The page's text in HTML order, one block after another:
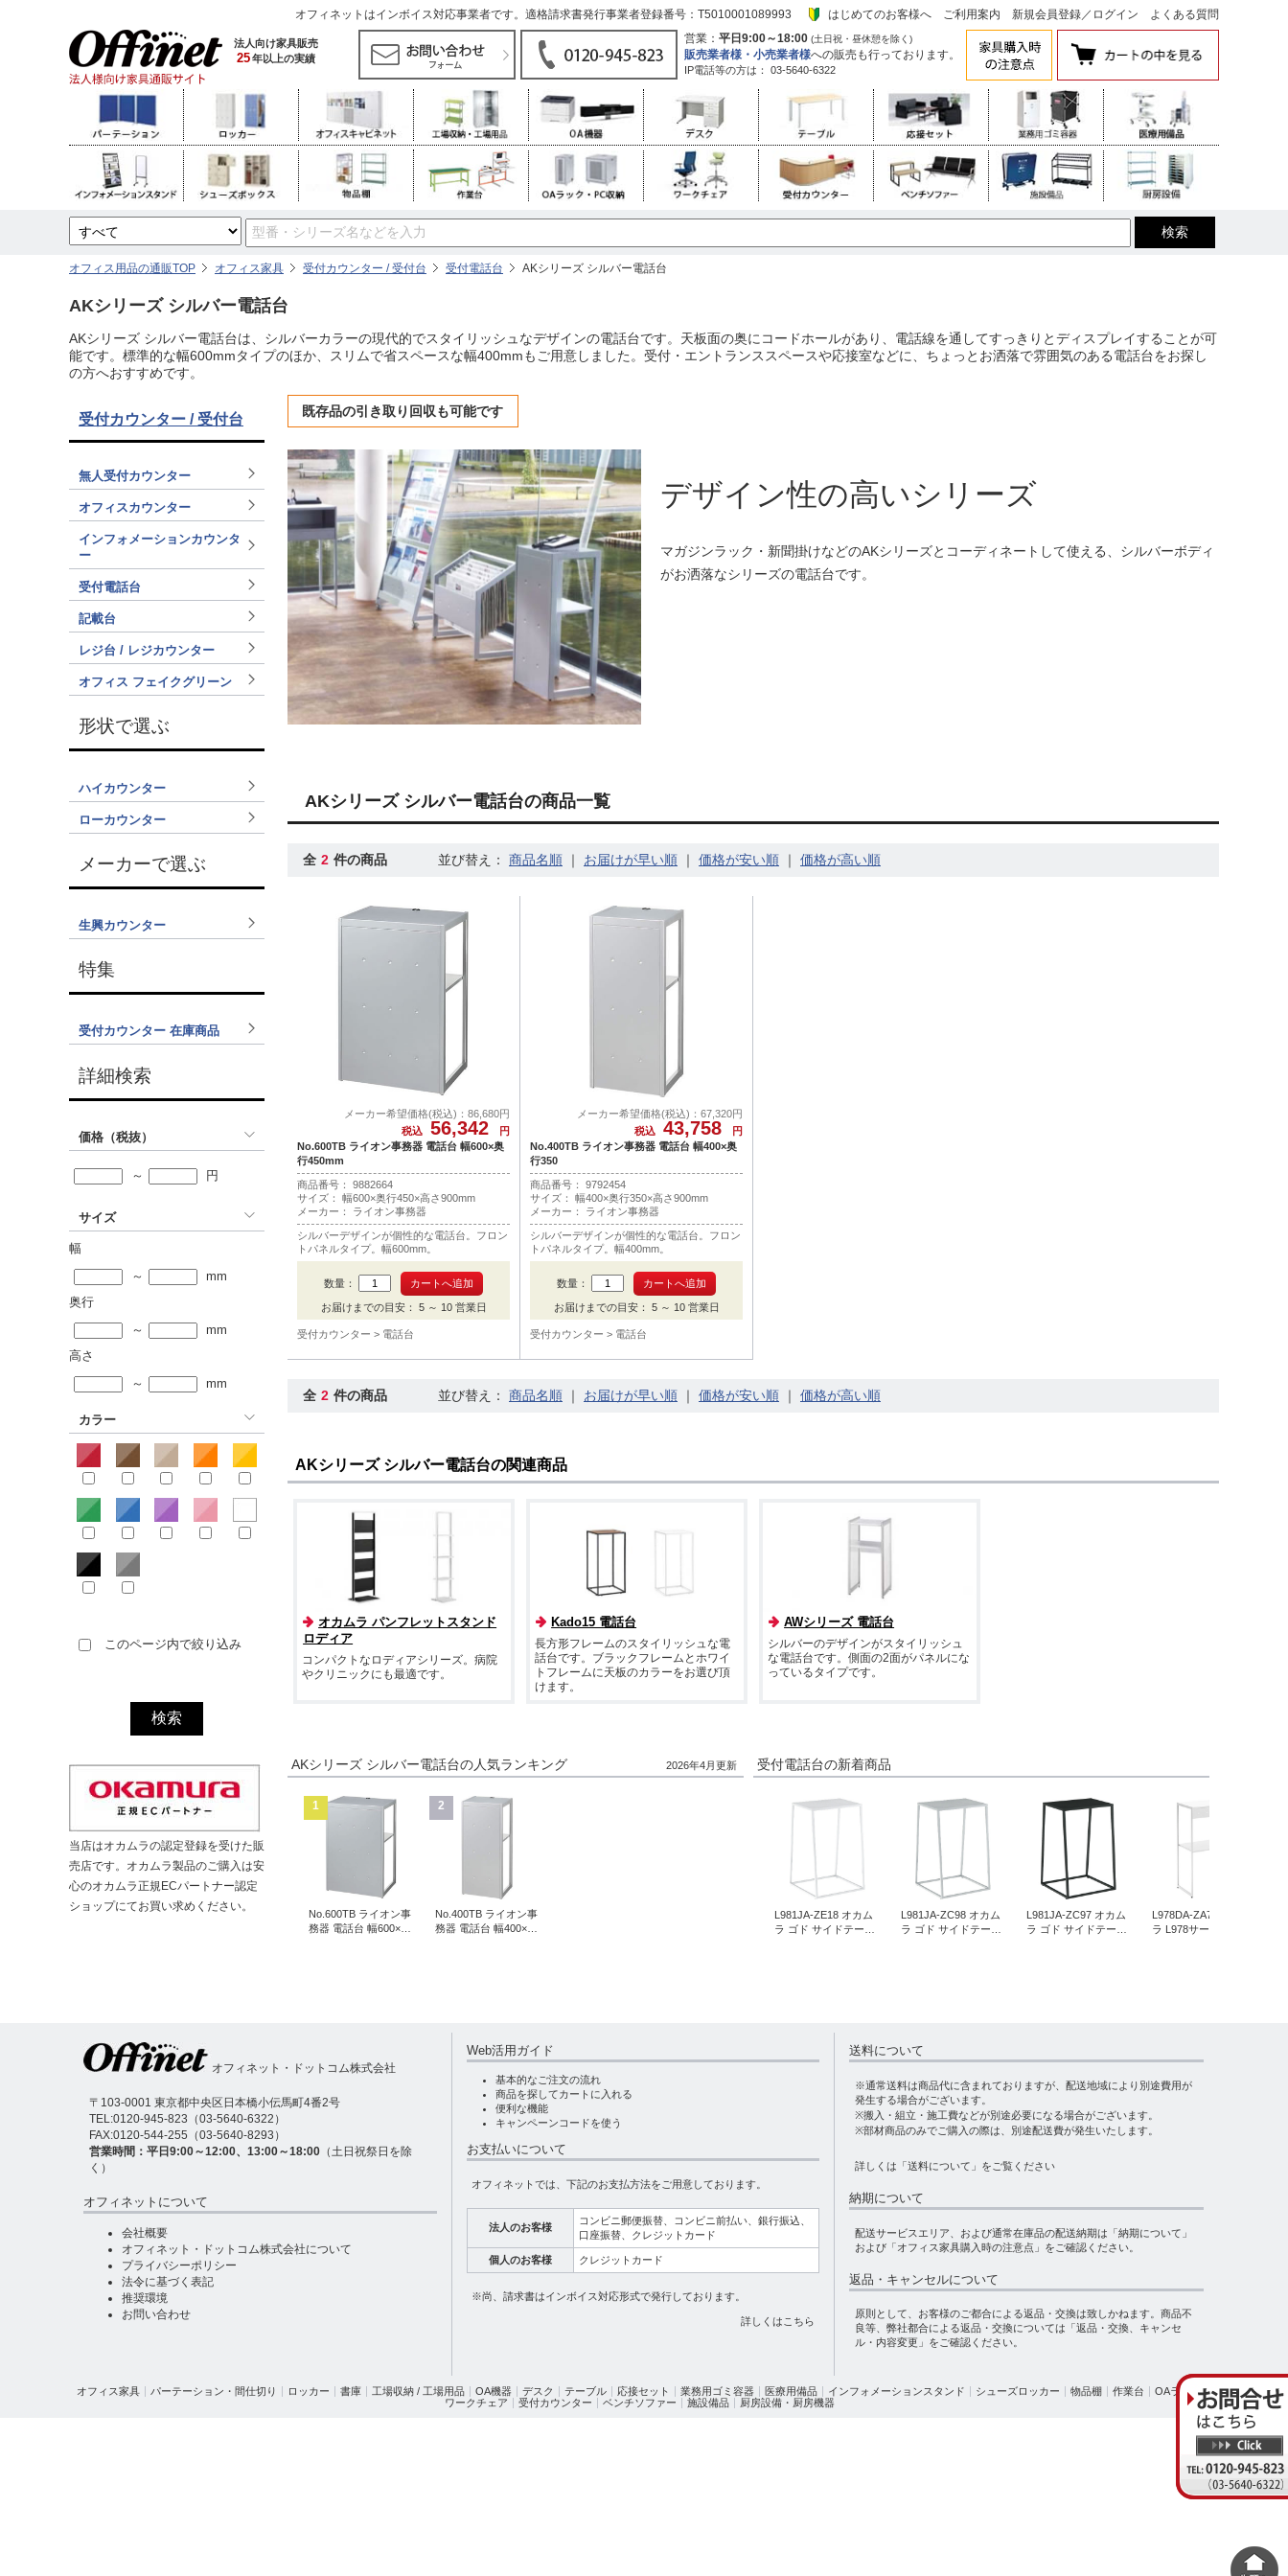
オフィネットはインボイス対応事業者です。適格請求書発行事業者登録番号：T5010001089993 はじめてのお客様へ ご利用案内 新規会員登録／ ログイン よくある質問
法人向け家具販売
25年以上の実績
営業： 平日9:00～18:00 (土日祝・昼休憩を除く)
販売業者様・小売業者様への販売も行っております。
IP電話等の方は： 03-5640-6322
オフィス用品の通販TOP オフィス家具 受付カウンター / 受付台 受付電話台 AKシリーズ シルバー電話台
AKシリーズ シルバー電話台
AKシリーズ シルバー電話台は、シルバーカラーの現代的でスタイリッシュなデザインの電話台です。天板面の奥にコードホールがあり、電話線を通してすっきりとディスプレイすることが可
能です。標準的な幅600mmタイプのほか、スリムで省スペースな幅400mmもご用意しました。受付・エントランススペースや応接室などに、ちょっとお洒落で雰囲気のある電話台をお探し
の方へおすすめです。
既存品の引き取り回収も可能です
デザイン性の高いシリーズ
マガジンラック・新聞掛けなどのAKシリーズとコーディネートして使える、シルバーボディ
がお洒落なシリーズの電話台です。
AKシリーズ シルバー電話台の商品一覧
全 2 件の商品 並び替え： ｜ ｜ ｜
メーカー希望価格(税込)：86,680円
税込
56,342
円
No.600TB ライオン事務器 電話台 幅600×奥
行450mm
商品番号： 9882664
サイズ： 幅600×奥行450×高さ900mm
メーカー： ライオン事務器
シルバーデザインが個性的な電話台。フロン
トパネルタイプ。幅600mm。
数量：
お届けまでの目安： 5 ～ 10 営業日
受付カウンター 電話台
メーカー希望価格(税込)：67,320円
税込
43,758
円
No.400TB ライオン事務器 電話台 幅400×奥
行350
商品番号： 9792454
サイズ： 幅400×奥行350×高さ900mm
メーカー： ライオン事務器
シルバーデザインが個性的な電話台。フロン
トパネルタイプ。幅400mm。
数量：
お届けまでの目安： 5 ～ 10 営業日
受付カウンター 電話台
全 2 件の商品 並び替え： ｜ ｜ ｜
AKシリーズ シルバー電話台の関連商品
オカムラ パンフレットスタンド
ロディア
コンパクトなロディアシリーズ。病院
やクリニックにも最適です。
Kado15 電話台
長方形フレームのスタイリッシュな電
話台です。ブラックフレームとホワイ
トフレームに天板のカラーをお選び頂
けます。
AWシリーズ 電話台
シルバーのデザインがスタイリッシュ
な電話台です。側面の2面がパネルにな
っているタイプです。
AKシリーズ シルバー電話台の人気ランキング 2026年4月更新
1
No.600TB ライオン事
務器 電話台 幅600×奥
2
No.400TB ライオン事
務器 電話台 幅400×奥
受付電話台の新着商品
L981JA-ZE18 オカム
ラ ゴド サイドテーブ
L981JA-ZC98 オカム
ラ ゴド サイドテーブ
L981JA-ZC97 オカム
ラ ゴド サイドテーブ
L978DA-ZA75 オカム
ラ L978サービステー
受付カウンター / 受付台
無人受付カウンター
オフィスカウンター
インフォメーションカウンタ
ー
受付電話台
記載台
レジ台 / レジカウンター
オフィス フェイクグリーン
形状で選ぶ
ハイカウンター
ローカウンター
メーカーで選ぶ
生興カウンター
特集
受付カウンター 在庫商品
詳細検索
価格（税抜）
～ 円
サイズ
幅
～
mm
奥行
～
mm
高さ
～
mm
カラー
このページ内で絞り込み
当店はオカムラの認定登録を受けた販
売店です。オカムラ製品のご購入は安
心のオカムラ正規ECパートナー認定
ショップにてお買い求めください。
オフィネット・ドットコム株式会社
〒103-0001 東京都中央区日本橋小伝馬町4番2号
TEL:0120-945-823 （03-5640-6322 ）
FAX:0120-544-255（03-5640-8293）
営業時間：平日9:00～12:00、13:00～18:00 （土日祝祭日を除
く）
オフィネットについて
会社概要
オフィネット・ドットコム株式会社について
プライバシーポリシー
法令に基づく表記
推奨環境
お問い合わせ
Web活用ガイド
基本的なご注文の流れ
商品を探してカートに入れる
便利な機能
キャンペーンコードを使う
お支払いについて
オフィネットでは、下記のお支払方法をご用意しております。
法人のお客様
コンビニ郵便振替、コンビニ前払い、銀行振込、
口座振替、クレジットカード
個人のお客様 クレジットカード
※尚、請求書はインボイス対応形式で発行しております。
詳しくはこちら
送料について
※通常送料は商品代に含まれておりますが、配送地域により別途費用が
発生する場合がございます。
※搬入・組立・施工費などが別途必要になる場合がございます。
※部材商品のみでご購入の際は、別途配送費が発生いたします。
詳しくは 「送料について」 をご覧ください
納期について
配送サービスエリア、および通常在庫品の配送納期は 「納期について」
および「オフィス家具購入時の注意点」 をご確認ください。
返品・キャンセルについて
原則として、お客様のご都合による返品・交換は致しかねます。商品不
良等、弊社都合による返品・交換については 「返品・交換、キャンセ
ル・内容変更」 をご確認ください。
オフィス家具 パーテーション・間仕切り ロッカー 書庫 工場収納 / 工場用品 OA機器 デスク テーブル 応接セット 業務用ゴミ容器 医療用備品 インフォメーションスタンド シューズロッカー 物品棚 作業台
OAラック
ワークチェア
受付カウンター ベンチソファー 施設備品 厨房設備・厨房機器